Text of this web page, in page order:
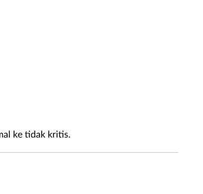
ke tidak kritis.